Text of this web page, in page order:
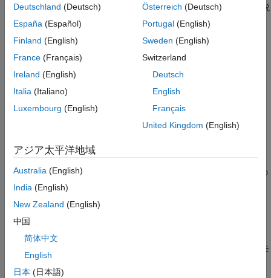
モーター ドライブ
Speedgoat FPGA IO モジュールへの
Simscape DC モーター モデルの展開
はじめに
セットアップと構成
降圧コンバーター
降圧コンバーター モデルのデスクトップ シ
HDL 実装モデルの生成と HDL アルゴリズム
の検証
HDL ワークフロー アドバイザー
Speedgoat ターゲット コンピューターの
FPGA ビットストリームの生成
Speedgoat IO334-325k ターゲットへのビッ
トストリームの展開
コードを生成してそのコードを FPGA に展開する方法について説
明します。Simscape HDL ワークフロー アドバイザーを使用し
アドバイザーを使用して、生成された実装モデル用の HDL コー
ドおよび FPGA ビットストリームを生成します。HDL 互換の
Simulink® モデル (HDL 実装モデル) をシミュレートして
開発環境を使用して、Speedgoat リアルタイム ターゲット コン
ピューターで直接実行されるリアルタイム モデルを生成、展開、
この例では、次の方法について説明します。
後退オイラー法ソルバーを使用して線形 Simscape モデルの
HDL コードを生成する。
分割ソルバーを使用して非線形 Simscape モデルの HDL コ
HDL ワークフロー アドバイザーを使用して I/O 334-325K モ
ジュールの FPGA ビットストリームを生成する。
Deutschland (Deutsch)
España (Español)
Finland (English)
France (Français)
Ireland (English)
Italia (Italiano)
Luxembourg (English)
Österreich (Deutsch)
Portugal(English)
Sweden (English)
Switzerland
Deutsch
English
Français
United Kingdom (English)
アジア太平洋地域
Australia (English)
India (English)
New Zealand (English)
中国
简体中文
English
日本 (日本語)